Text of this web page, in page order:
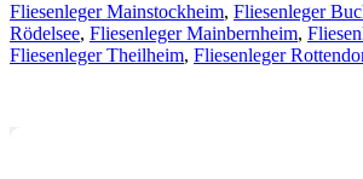
Fliesenleger Mainstockheim, Fliesenleger
Rödelsee, Fliesenleger Mainbernheim,
Fliesenleger Theilheim, Fliesenleger